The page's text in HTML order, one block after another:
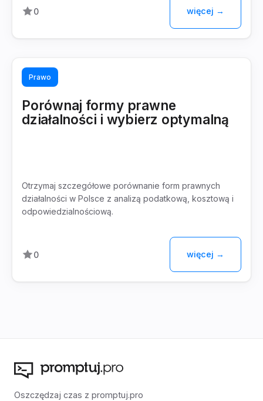
0 więcej →
Prawo
Porównaj formy prawne
działalności i wybierz optymalną
Otrzymaj szczegółowe porównanie form prawnych
działalności w Polsce z analizą podatkową, kosztową i
odpowiedzialnościową.
0 więcej →
Oszczędzaj czas z promptuj.pro